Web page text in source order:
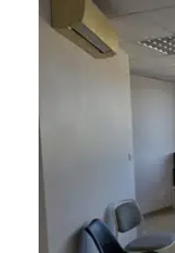
Possibilité de
bâtiment
- RDC,
- RDC
- R+1,